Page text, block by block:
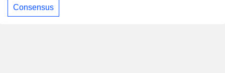
Consensus